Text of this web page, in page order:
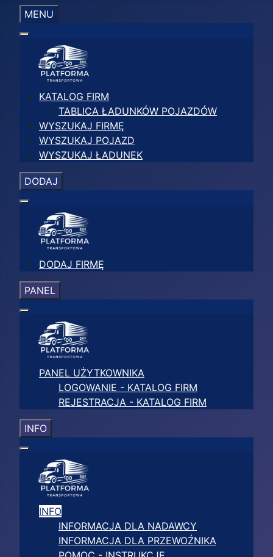
MENU
KATALOG FIRM
TABLICA ŁADUNKÓW POJAZDÓW
WYSZUKAJ FIRMĘ
WYSZUKAJ POJAZD
WYSZUKAJ ŁADUNEK
DODAJ
DODAJ FIRMĘ
PANEL
PANEL UŻYTKOWNIKA
LOGOWANIE - KATALOG FIRM
REJESTRACJA - KATALOG FIRM
INFO
INFO
INFORMACJA DLA NADAWCY
INFORMACJA DLA PRZEWOŹNIKA